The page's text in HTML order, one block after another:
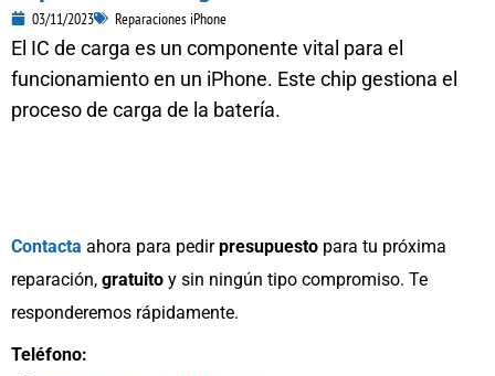
03/11/2023 Reparaciones iPhone
El IC de carga es un componente vital para el
funcionamiento en un iPhone. Este chip gestiona el
proceso de carga de la batería.
Contacta ahora para pedirpresupuesto para tu próxima
reparación, gratuito y sin ningún tipo compromiso. Te
responderemos rápidamente.
Teléfono: